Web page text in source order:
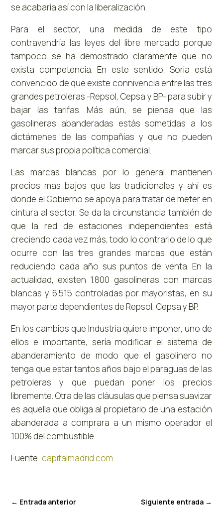
se acabaría así con la liberalización.
Para el sector, una medida de este tipo
contravendría las leyes del libre mercado porque
tampoco se ha demostrado claramente que no
exista competencia. En este sentido, Soria está
convencido de que existe connivencia entre las tres
grandes petroleras -Repsol, Cepsa y BP- para subir y
bajar las tarifas. Más aún, se piensa que las
gasolineras abanderadas estás sometidas a los
dictámenes de las compañías y que no pueden
marcar sus propia política comercial.
Las marcas blancas por lo general mantienen
precios más bajos que las tradicionales y ahí es
donde el Gobierno se apoya para tratar de meter en
cintura al sector. Se da la circunstancia también de
que la red de estaciones independientes está
creciendo cada vez más, todo lo contrario de lo que
ocurre con las tres grandes marcas que están
reduciendo cada año sus puntos de venta. En la
actualidad, existen 1.800 gasolineras con marcas
blancas y 6.515 controladas por mayoristas, en su
mayor parte dependientes de Repsol, Cepsa y BP.
En los cambios que Industria quiere imponer, uno de
ellos e importante, sería modificar el sistema de
abanderamiento de modo que el gasolinero no
tenga que estar tantos años bajo el paraguas de las
petroleras y que puedan poner los precios
libremente. Otra de las cláusulas que piensa suavizar
es aquella que obliga al propietario de una estación
abanderada a comprara a un mismo operador el
100% del combustible.
Fuente: capitalmadrid.com
← Entrada anterior Siguiente entrada→